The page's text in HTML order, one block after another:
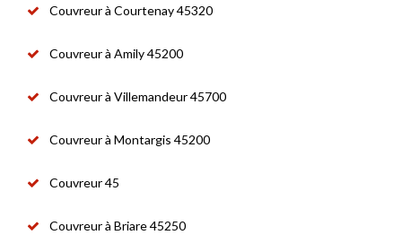
Couvreur à Courtenay 45320
Couvreur à Amily 45200
Couvreur à Villemandeur 45700
Couvreur à Montargis 45200
Couvreur 45
Couvreur à Briare 45250